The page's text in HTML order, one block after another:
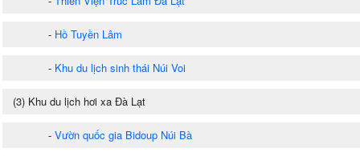
- Hồ Tuyền Lâm
- Khu du lịch sinh thái Núi Voi
(3) Khu du lịch hơi xa Đà Lạt
- Vườn quốc gia Bidoup Núi Bà